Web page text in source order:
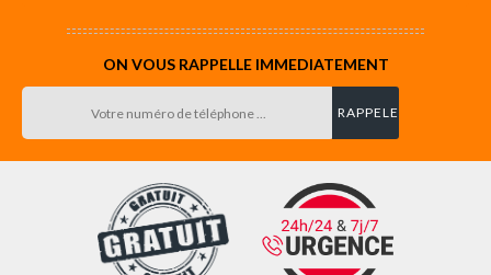
ON VOUS RAPPELLE IMMEDIATEMENT